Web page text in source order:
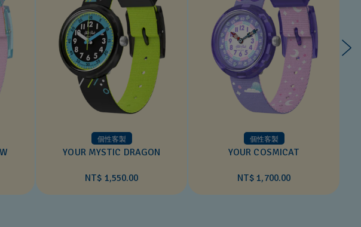
個性客製
YOUR MYSTIC DRAGON
NT$ 1,550.00
個性客製
YOUR COSMICAT
NT$ 1,700.00